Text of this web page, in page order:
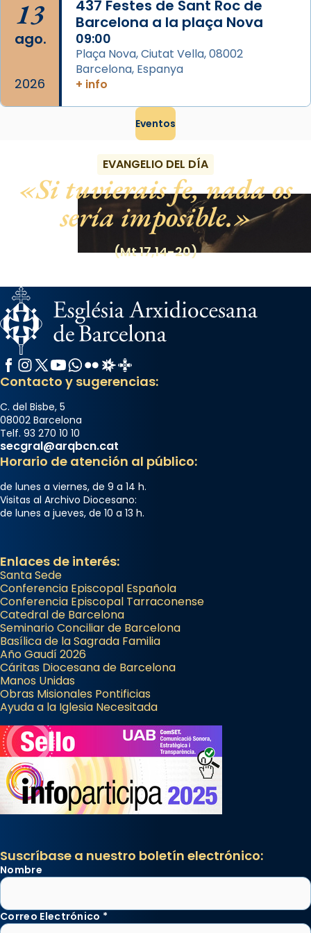
13
ago.
2026
437 Festes de Sant Roc de
Barcelona a la plaça Nova
09:00
Plaça Nova, Ciutat Vella, 08002
Barcelona, Espanya
+ info
Eventos
EVANGELIO DEL DÍA
Si tuvierais fe, nada os
sería imposible.
(Mt 17,14-20)
Facebook
Instagram
X / Twitter
YouTube
WhatsApp
FlickrRadio Estel
Catalunya Cristiana
Contacto y sugerencias:
C. del Bisbe, 5
08002 Barcelona
Telf. 93 270 10 10
secgral@arqbcn.cat
Horario de atención al público:
de lunes a viernes, de 9 a 14 h.
Visitas al Archivo Diocesano:
de lunes a jueves, de 10 a 13 h.
Enlaces de interés:
Santa Sede
Conferencia Episcopal Española
Conferencia Episcopal Tarraconense
Catedral de Barcelona
Seminario Conciliar de Barcelona
Basílica de la Sagrada Familia
Año Gaudí 2026
Cáritas Diocesana de Barcelona
Manos Unidas
Obras Misionales Pontificias
Ayuda a la Iglesia Necesitada
Suscríbase a nuestro boletín electrónico:
Nombre
Correo Electrónico *